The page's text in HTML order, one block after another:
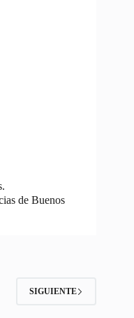
de Buenos
SIGUIENTE